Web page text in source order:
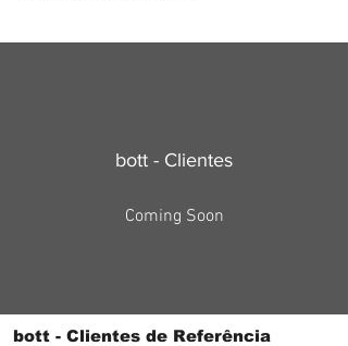
bott - Clientes
Coming Soon
bott - Clientes de Referência